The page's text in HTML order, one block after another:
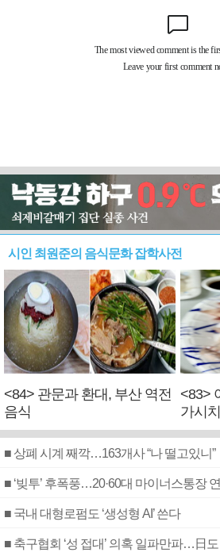
시인 최원준의 음식문화 잡학사전
<84> 관문과 환대, 부산 역전
음식
<83>
가시치
■ 상폐 시계 째깍…163개사 “나 떨고있니”
■ ‘빚투’ 후폭풍…20·60대 마이너스통장
■ 국내 대형로펌도 ‘생성형 AI’ 쓴다